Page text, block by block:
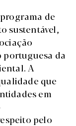
de
sustentável,
portuguesa da
A
que
em
pelo